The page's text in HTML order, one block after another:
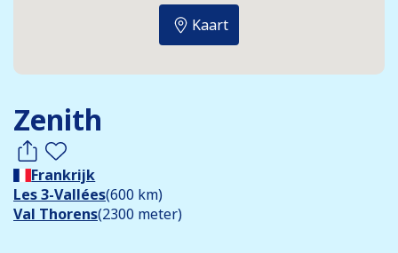
Zenith
Frankrijk
Les 3-Vallées(600 km)
Val Thorens(2300 meter)
Kaart